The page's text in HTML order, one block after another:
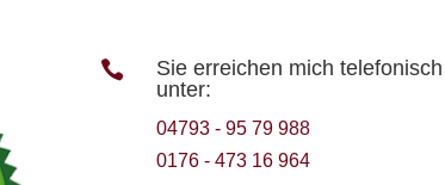

Sie erreichen mich telefonisch
unter:
04793 - 95 79 988
0176 - 473 16 964